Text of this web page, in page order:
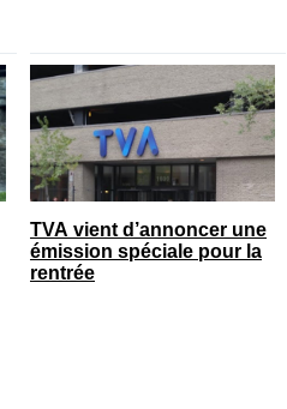
TVA vient d’annoncer une
émission spéciale pour la
rentrée